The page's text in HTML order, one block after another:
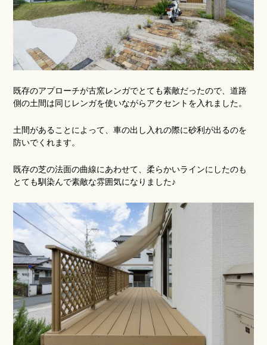
既存のアプローチが古窯レンガでとても素敵だったので、道路
側の土間は同じレンガを使いながらアクセントを入れました。
土間があることによって、車の出し入れの際に砂利が出るのを
防いでくれます。
既存の芝の法面の曲線にあわせて、柔らかいラインにしたのも
とても馴染んで素敵な雰囲気になりました♪